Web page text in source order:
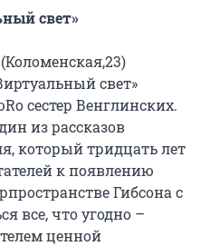
свет»
свет»
сестер Венглинских.
из рассказов
который тридцать лет
к появлению
Гибсона с
все, что угодно –
ценной